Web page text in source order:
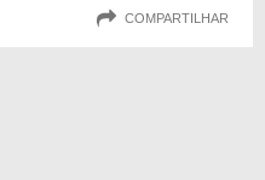
COMPARTILHAR